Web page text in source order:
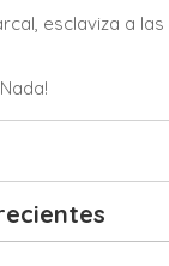
esclaviza a